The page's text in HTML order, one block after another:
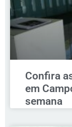
Confira
em
semana